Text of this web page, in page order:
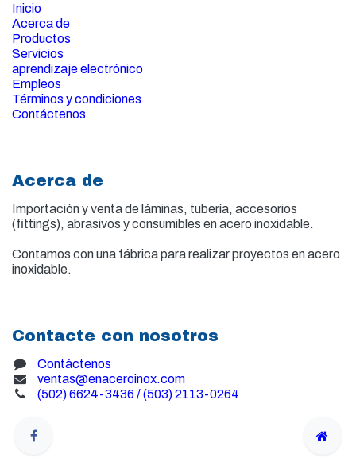
Inicio
Acerca de
Productos
Servicios
aprendizaje electrónico
Empleos
Términos y condiciones
Contáctenos
Acerca de
Importación y venta de láminas, tubería, accesorios
(fittings), abrasivos y consumibles en acero inoxidable.
Contamos con una fábrica para realizar proyectos en acero
inoxidable.
Contacte con nosotros
Contáctenos
ventas@enaceroinox.com
(502) 6624-3436 / (503) 2113-0264